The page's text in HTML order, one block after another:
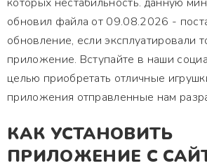
обновил файла от 09.08.2026 -
обновление, если эксплуатировали
приложение. Вступайте в наши
целью приобретать отличные
приложения отправленные нам
КАК УСТАНОВИТЬ
ПРИЛОЖЕНИЕ С